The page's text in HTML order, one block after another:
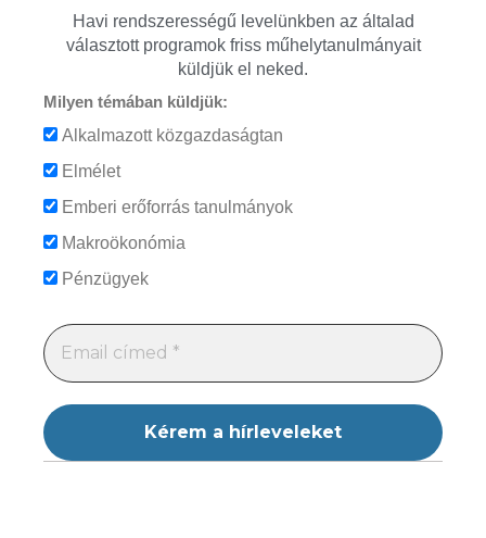
Havi rendszerességű levelünkben az általad
választott programok friss műhelytanulmányait
küldjük el neked.
Milyen témában küldjük:
Alkalmazott közgazdaságtan
Elmélet
Emberi erőforrás tanulmányok
Makroökonómia
Pénzügyek